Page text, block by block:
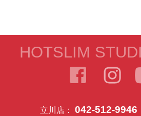
HOTSLIM
立川店： 042-512-9946